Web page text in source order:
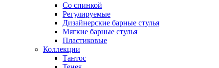
Со спинкой
Регулируемые
Дизайнерские барные стулья
Мягкие барные стулья
Пластиковые
Коллекции
Тантос